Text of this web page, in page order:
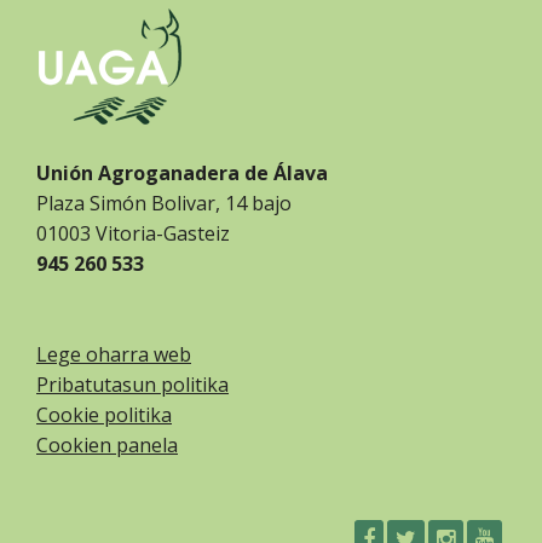
Unión Agroganadera de Álava
Plaza Simón Bolivar, 14 bajo
01003 Vitoria-Gasteiz
945 260 533
Lege oharra web
Pribatutasun politika
Cookie politika
Cookien panela